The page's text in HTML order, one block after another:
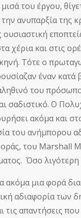
του έργου,
ανυπαρξία της
χέρια και στις
Τότε ο
έναν
του
σαδιστικό. Ο
ακόμα και
του ανήμπορου
του Marshall
Όσο
ακόμα μια φορά
αδιαφορία των
απαντήσεις